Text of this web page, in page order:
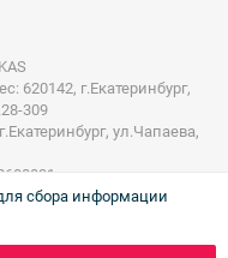
620142, г.Екатеринбург,
309
ул.Чапаева,
сбора информации